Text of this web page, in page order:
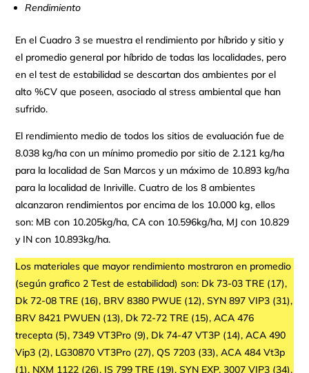
Rendimiento
En el Cuadro 3 se muestra el rendimiento por híbrido y sitio y
el promedio general por híbrido de todas las localidades, pero
en el test de estabilidad se descartan dos ambientes por el
alto %CV que poseen, asociado al stress ambiental que han
sufrido.
El rendimiento medio de todos los sitios de evaluación fue de
8.038 kg/ha con un mínimo promedio por sitio de 2.121 kg/ha
para la localidad de San Marcos y un máximo de 10.893 kg/ha
para la localidad de Inriville. Cuatro de los 8 ambientes
alcanzaron rendimientos por encima de los 10.000 kg, ellos
son: MB con 10.205kg/ha, CA con 10.596kg/ha, MJ con 10.829
y IN con 10.893kg/ha.
Los materiales que mayor rendimiento mostraron en promedio
(según grafico 2 Test de estabilidad) son: Dk 73-03 TRE (17),
Dk 72-08 TRE (16), BRV 8380 PWUE (12), SYN 897 VIP3 (31),
BRV 8421 PWUEN (13), Dk 72-72 TRE (15), ACA 476
trecepta (5), 7349 VT3Pro (9), Dk 74-47 VT3P (14), ACA 490
Vip3 (2), LG30870 VT3Pro (27), QS 7203 (33), ACA 484 Vt3p
(1), NXM 1122 (26), IS 799 TRE (19), SYN EXP. 3007 VIP3 (34).